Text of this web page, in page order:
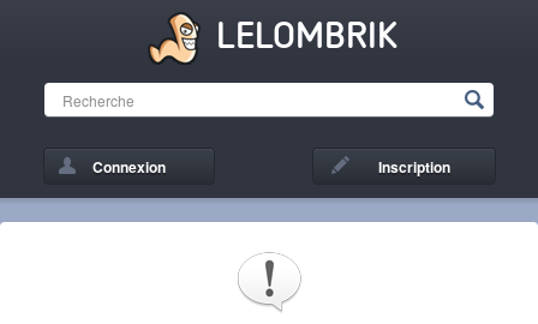
LELOMBRIK
Connexion Inscription